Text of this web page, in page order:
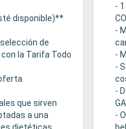
disponible)**
de
la Tarifa Todo
que sirven
a una
dietéticas
-
-
-
-
-
-